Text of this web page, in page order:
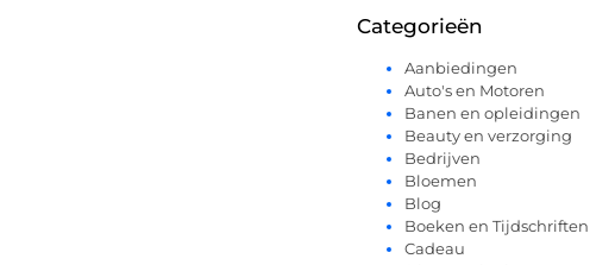
Categorieën
Aanbiedingen
Auto's en Motoren
Banen en opleidingen
Beauty en verzorging
Bedrijven
Bloemen
Blog
Boeken en Tijdschriften
Cadeau